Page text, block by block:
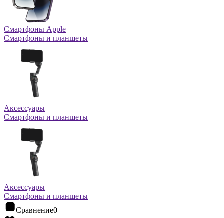
Смартфоны Apple
Смартфоны и планшеты
Аксессуары
Смартфоны и планшеты
Аксессуары
Смартфоны и планшеты
Сравнение0